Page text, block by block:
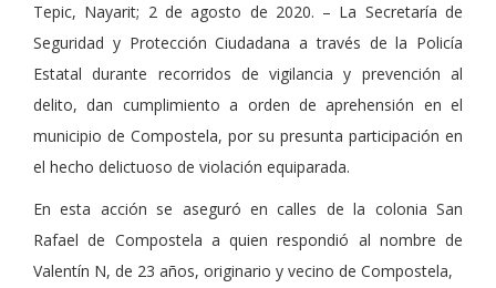
Tepic, Nayarit; 2 de agosto de 2020. – La Secretaría de
Seguridad y Protección Ciudadana a través de la Policía
Estatal durante recorridos de vigilancia y prevención al
delito, dan cumplimiento a orden de aprehensión en el
municipio de Compostela, por su presunta participación en
el hecho delictuoso de violación equiparada.
En esta acción se aseguró en calles de la colonia San
Rafael de Compostela a quien respondió al nombre de
Valentín N, de 23 años, originario y vecino de Compostela,